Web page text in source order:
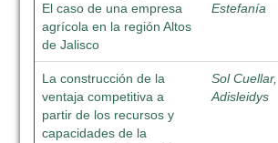
El caso de una empresa
agrícola en la región Altos
de Jalisco
Estefanía
La construcción de la
ventaja competitiva a
partir de los recursos y
capacidades de la
Sol Cuellar,
Adisleidys